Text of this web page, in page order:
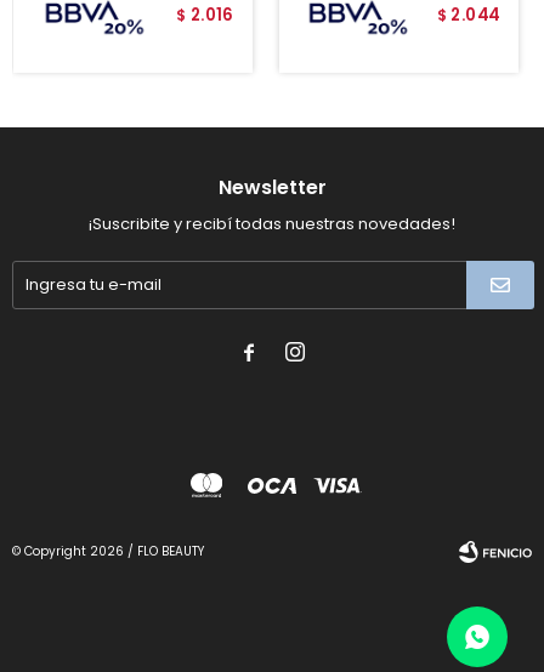
$ 2.016 $ 2.044
Newsletter
¡Suscribite y recibí todas nuestras novedades!
 
© Copyright 2026 / FLO BEAUTY